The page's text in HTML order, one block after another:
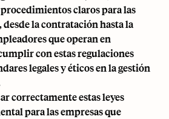
claros para las
la contratación hasta la
que operan en
con estas regulaciones
legales y éticos en la gestión
correctamente estas leyes
para las empresas que